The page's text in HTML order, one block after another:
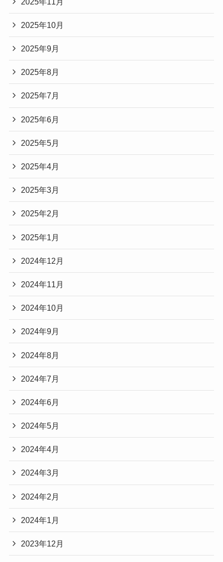
2025年10月
2025年9月
2025年8月
2025年7月
2025年6月
2025年5月
2025年4月
2025年3月
2025年2月
2025年1月
2024年12月
2024年11月
2024年10月
2024年9月
2024年8月
2024年7月
2024年6月
2024年5月
2024年4月
2024年3月
2024年2月
2024年1月
2023年12月